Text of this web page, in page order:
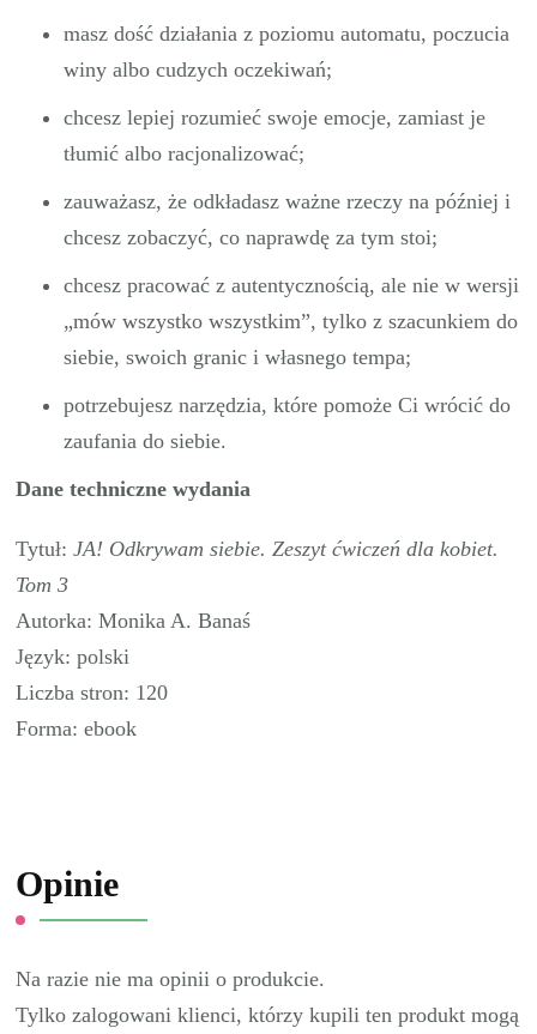
masz dość działania z poziomu automatu, poczucia
winy albo cudzych oczekiwań;
chcesz lepiej rozumieć swoje emocje, zamiast je
tłumić albo racjonalizować;
zauważasz, że odkładasz ważne rzeczy na później i
chcesz zobaczyć, co naprawdę za tym stoi;
chcesz pracować z autentycznością, ale nie w wersji
„mów wszystko wszystkim”, tylko z szacunkiem do
siebie, swoich granic i własnego tempa;
potrzebujesz narzędzia, które pomoże Ci wrócić do
zaufania do siebie.
Dane techniczne wydania
Tytuł:JA! Odkrywam siebie. Zeszyt ćwiczeń dla kobiet.
Tom 3
Autorka: Monika A. Banaś
Język: polski
Liczba stron: 120
Forma: ebook
Opinie
Na razie nie ma opinii o produkcie.
Tylko zalogowani klienci, którzy kupili ten produkt mogą